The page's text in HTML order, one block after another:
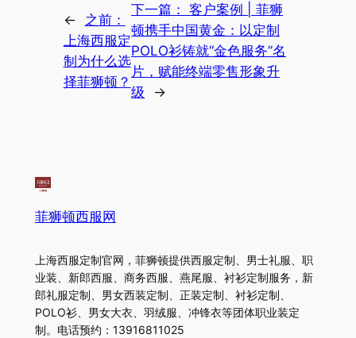
←
之前：
上海西服定
制为什么选
择菲狮顿？
下一篇：
客户案例 | 菲狮
顿携手中国黄金：以定制
POLO衫铸就“金色服务”名
片，赋能终端零售形象升
级
→
菲狮顿西服网
上海西服定制官网，菲狮顿提供西服定制、男士礼服、职
业装、新郎西服、商务西服、燕尾服、衬衫定制服务，新
郎礼服定制、男女西装定制、正装定制、衬衫定制、
POLO衫、男女大衣、羽绒服、冲锋衣等团体职业装定
制。电话预约：13916811025